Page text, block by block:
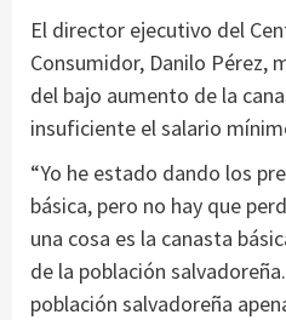
El director ejecutivo del
Consumidor, Danilo Pérez,
del bajo aumento de la
insuficiente el salario
“Yo he estado dando los
básica, pero no hay que
una cosa es la canasta
de la población
población salvadoreña